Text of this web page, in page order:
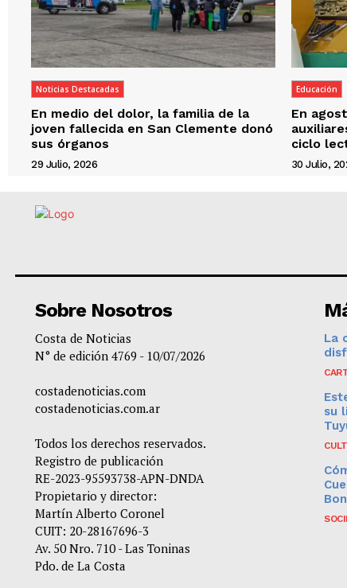
Noticias Destacadas
En medio del dolor, la familia de la
joven fallecida en San Clemente donó
sus órganos
29 Julio, 2026
Educación
En
ciclo
30 Julio,
Sobre Nosotros
Costa de Noticias
N° de edición 4769 - 10/07/2026
costadenoticias.com
costadenoticias.com.ar
Todos los derechos reservados.
Registro de publicación
RE-2023-95593738-APN-DNDA
Propietario y director:
Martín Alberto Coronel
CUIT: 20-28167696-3
Av. 50 Nro. 710 - Las Toninas
Pdo. de La Costa
La
su